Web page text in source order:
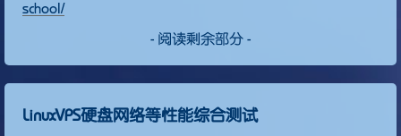
school/
- 阅读剩余部分 -
LinuxVPS硬盘网络等性能综合测试